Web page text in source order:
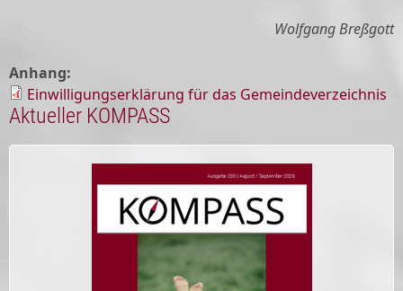
Wolfgang Breßgott
Anhang:
Einwilligungserklärung für das Gemeindeverzeichnis
Aktueller KOMPASS